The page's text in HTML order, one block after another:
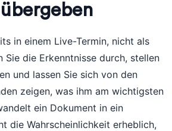
in einem Live-Termin, nicht als
Sie die Erkenntnisse durch, stellen
und lassen Sie sich von den
zeigen, was ihm am wichtigsten
ein Dokument in ein
die Wahrscheinlichkeit erheblich,